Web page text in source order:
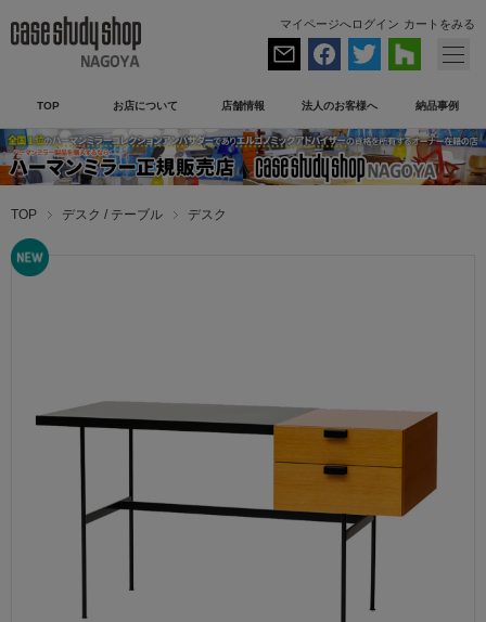
マイページへログイン カートをみる
TOP お店について 店舗情報 法人のお客様へ 納品事例
TOP デスク / テーブル デスク